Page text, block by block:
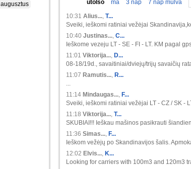
augusztus
utolsó ma 3 nap
7 nap múlva
10:31 Alius..., T...
Sveiki, ieškomi ratiniai vežėjai
10:40 Justinas..., C...
Ieškome vezeju LT - SE - FI - LT. KM pagal
11:01 Viktorija..., D...
08-18/19d., savaitiniai/dviejų/trijų savaičių
11:07 Ramutis..., R...
...
11:14 Mindaugas..., F...
Sveiki, ieškomi ratiniai vežėjai LT - CZ / SK -
11:18 Viktorija..., T...
SKUBIAI!!! Ieškau mašinos pasikrauti
11:36 Simas..., F...
Ieškom vežėjų po Skandinavijos šalis.
12:02 Elvis..., K...
Looking for carriers with 100m3 and 120m3